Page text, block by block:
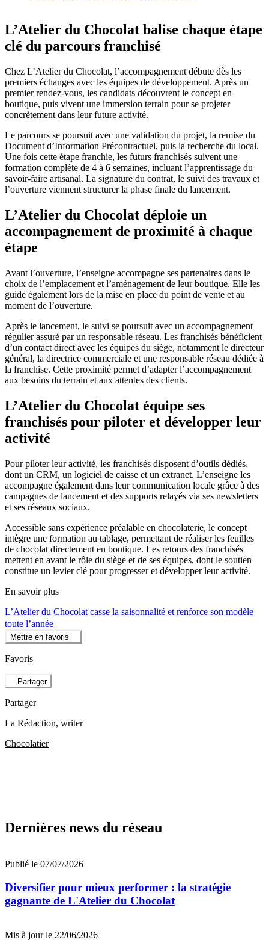
L’Atelier du Chocolat balise chaque étape
clé du parcours franchisé
Chez L’Atelier du Chocolat, l’accompagnement débute dès les
premiers échanges avec les équipes de développement. Après un
premier rendez-vous, les candidats découvrent le concept en
boutique, puis vivent une immersion terrain pour se projeter
concrètement dans leur future activité.
Le parcours se poursuit avec une validation du projet, la remise du
Document d’Information Précontractuel, puis la recherche du local.
Une fois cette étape franchie, les futurs franchisés suivent une
formation complète de 4 à 6 semaines, incluant l’apprentissage du
savoir-faire artisanal. La signature du contrat, le suivi des travaux et
l’ouverture viennent structurer la phase finale du lancement.
L’Atelier du Chocolat déploie un
accompagnement de proximité à chaque
étape
Avant l’ouverture, l’enseigne accompagne ses partenaires dans le
choix de l’emplacement et l’aménagement de leur boutique. Elle les
guide également lors de la mise en place du point de vente et au
moment de l’ouverture.
Après le lancement, le suivi se poursuit avec un accompagnement
régulier assuré par un responsable réseau. Les franchisés bénéficient
d’un contact direct avec les équipes du siège, notamment le directeur
général, la directrice commerciale et une responsable réseau dédiée à
la franchise. Cette proximité permet d’adapter l’accompagnement
aux besoins du terrain et aux attentes des clients.
L’Atelier du Chocolat équipe ses
franchisés pour piloter et développer leur
activité
Pour piloter leur activité, les franchisés disposent d’outils dédiés,
dont un CRM, un logiciel de caisse et un extranet. L’enseigne les
accompagne également dans leur communication locale grâce à des
campagnes de lancement et des supports relayés via ses newsletters
et ses réseaux sociaux.
Accessible sans expérience préalable en chocolaterie, le concept
intègre une formation au tablage, permettant de réaliser les feuilles
de chocolat directement en boutique. Les retours des franchisés
mettent en avant le rôle du siège et de ses équipes, dont le soutien
constitue un levier clé pour progresser et développer leur activité.
En savoir plus
L’Atelier du Chocolat casse la saisonnalité et renforce son modèle
toute l’année
Mettre en favoris
Favoris
Partager
Partager
La Rédaction, writer
Chocolatier
Dernières news du réseau
Publié le 07/07/2026
Diversifier pour mieux performer : la stratégie
gagnante de L'Atelier du Chocolat
Mis à jour le 22/06/2026